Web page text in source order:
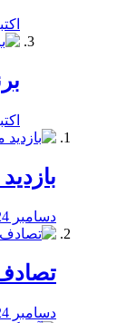
اکتبر 12,
اکتبر 12,
دسامبر 24, 2019
دسامبر 24, 2019